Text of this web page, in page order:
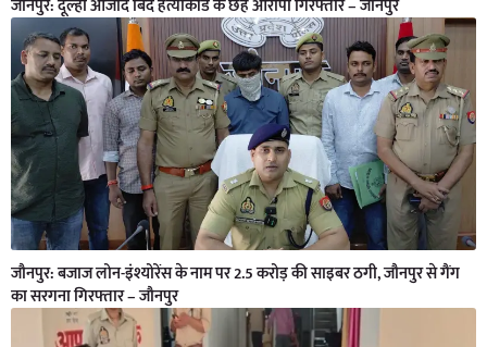
जौनपुर: दूल्हा आजाद बिंद हत्याकांड के छह आरोपी गिरफ्तार – जौनपुर
जौनपुर: बजाज लोन-इंश्योरेंस के नाम पर 2.5 करोड़ की साइबर ठगी, जौनपुर से गैंग
का सरगना गिरफ्तार – जौनपुर